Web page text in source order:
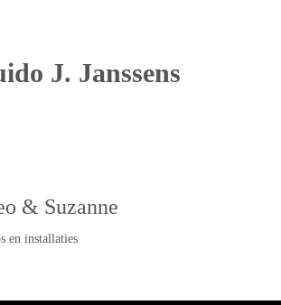
J. Janssens
& Suzanne
en installaties